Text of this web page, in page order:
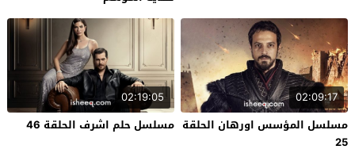
02:09:17
مسلسل المؤسس اورهان الحلقة
25
02:19:05
مسلسل حلم اشرف الحلقة 46